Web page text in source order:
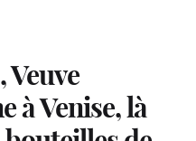
Veuve
à Venise, là